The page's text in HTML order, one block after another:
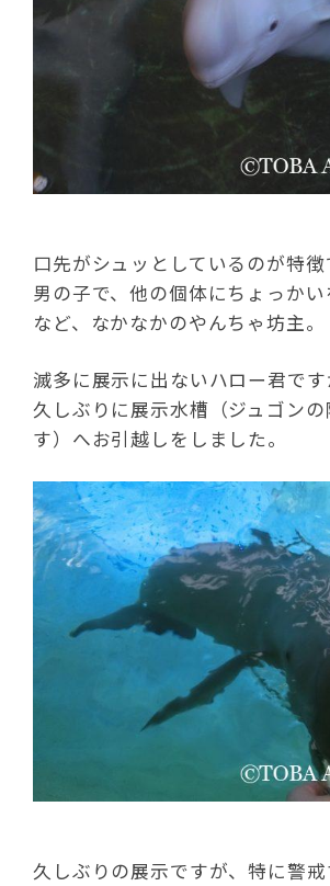
口先がシュッとしているのが特
男の子で、他の個体にちょっか
など、なかなかのやんちゃ坊主。
滅多に展示に出ないハロー君で
久しぶりに展示水槽（ジュゴン
す）へお引越しをしました。
久しぶりの展示ですが、特に警